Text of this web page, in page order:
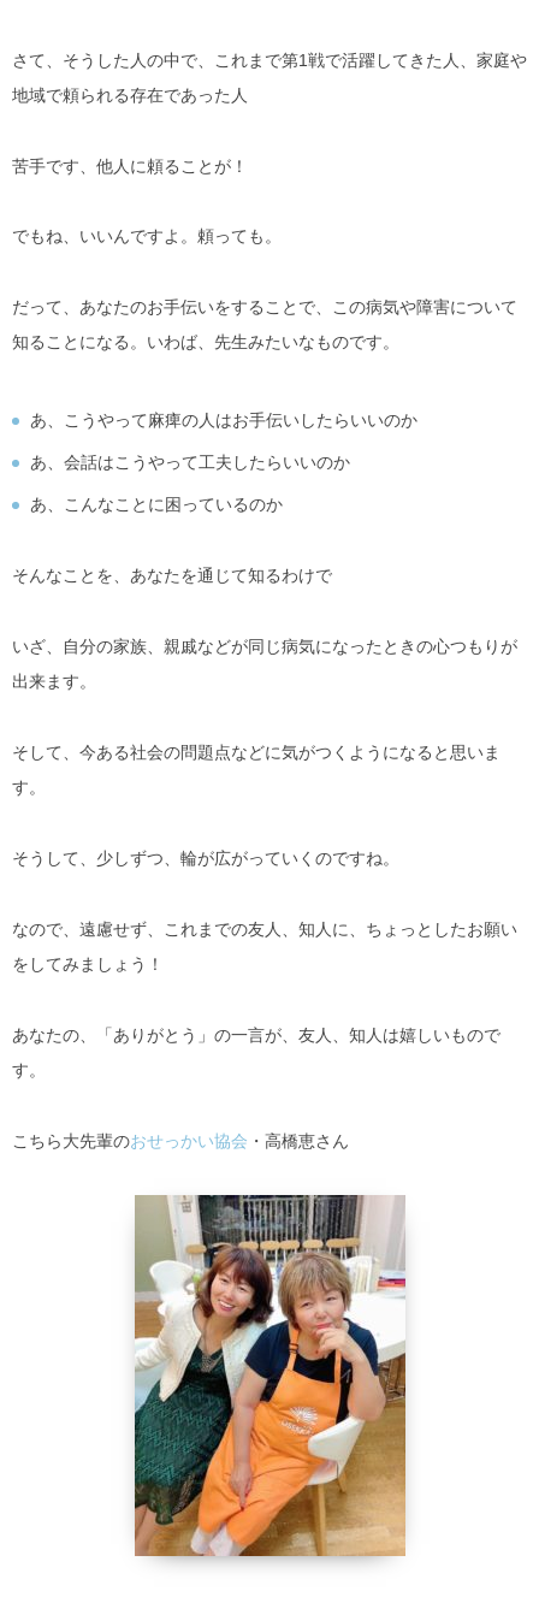
さて、そうした人の中で、これまで第1戦で活躍してきた人、家庭や
地域で頼られる存在であった人
苦手です、他人に頼ることが！
でもね、いいんですよ。頼っても。
だって、あなたのお手伝いをすることで、この病気や障害について
知ることになる。いわば、先生みたいなものです。
あ、こうやって麻痺の人はお手伝いしたらいいのか
あ、会話はこうやって工夫したらいいのか
あ、こんなことに困っているのか
そんなことを、あなたを通じて知るわけで
いざ、自分の家族、親戚などが同じ病気になったときの心つもりが
出来ます。
そして、今ある社会の問題点などに気がつくようになると思いま
す。
そうして、少しずつ、輪が広がっていくのですね。
なので、遠慮せず、これまでの友人、知人に、ちょっとしたお願い
をしてみましょう！
あなたの、「ありがとう」の一言が、友人、知人は嬉しいもので
す。
こちら大先輩のおせっかい協会 ・高橋恵さん